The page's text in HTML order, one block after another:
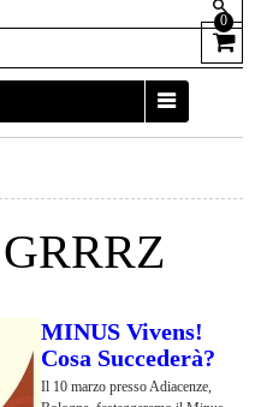
View
Cart
0
MINUS Vivens!
Cosa Succederà?
Il 10 marzo presso Adiacenze,